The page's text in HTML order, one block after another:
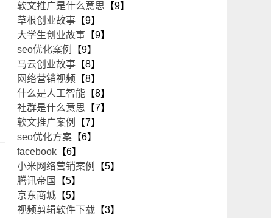
软文推广是什么意思 【9】
草根创业故事 【9】
大学生创业故事 【9】
seo优化案例
【9】
马云创业故事 【8】
网络营销视频 【8】
什么是人工智能 【8】
社群是什么意思 【7】
软文推广案例
【7】
seo优化方案 【6】
facebook 【6】
小米网络营销案例
【5】
腾讯帝国
【5】
京东商城 【5】
视频剪辑软件下载 【3】